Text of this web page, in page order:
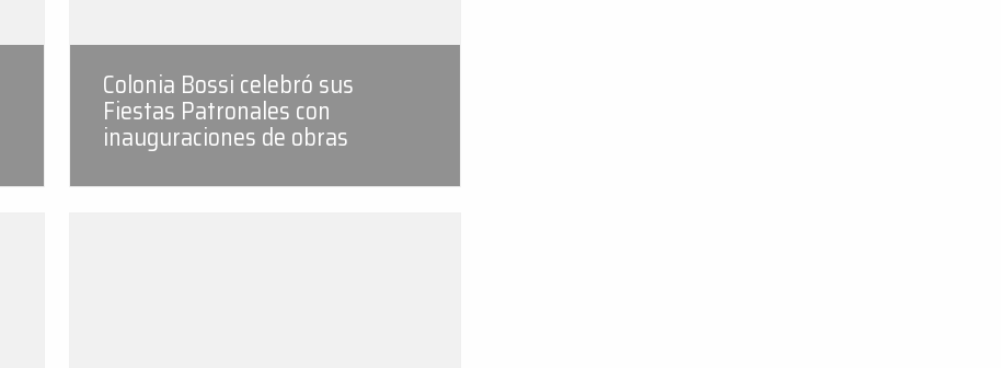
Colonia Bossi celebró sus
Fiestas Patronales con
inauguraciones de obras